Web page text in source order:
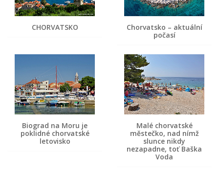
CHORVATSKO
Chorvatsko – aktuální
počasí
Biograd na Moru je
poklidné chorvatské
letovisko
Malé chorvatské
městečko, nad nímž
slunce nikdy
nezapadne, toť Baška
Voda